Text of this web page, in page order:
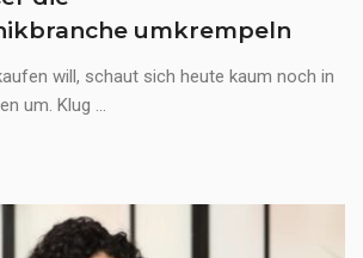
umkrempeln
will, schaut sich heute kaum noch in
um. Klug ...